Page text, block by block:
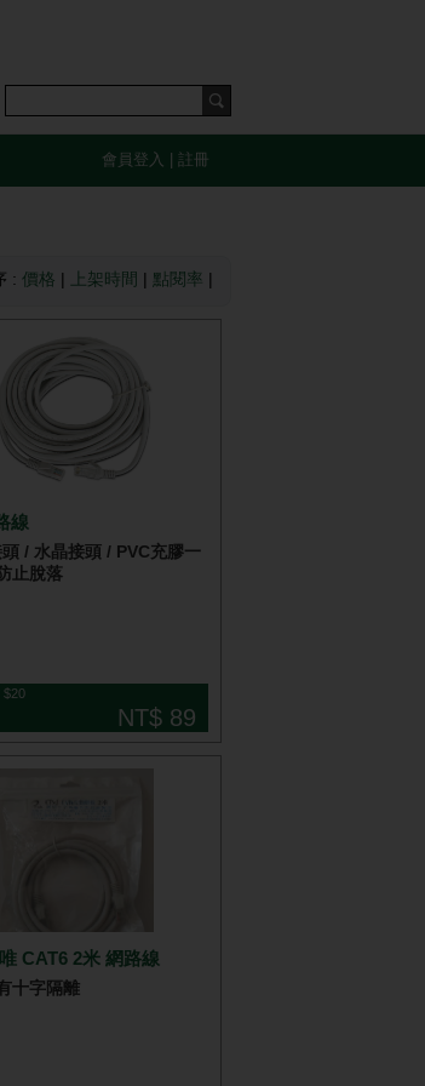
會員登入 註冊
: 價格 | 上架時間 | 點閱率 |
線
頭 / 水晶接頭 / PVC充膠一
止脫落
$20
NT$ 89
CAT6 2米 網路線
十字隔離